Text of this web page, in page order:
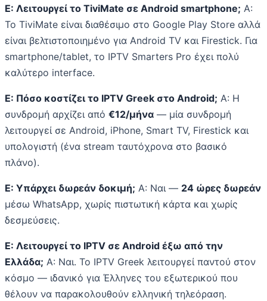
Ε: Λειτουργεί το TiviMate σε Android smartphone; Α:
Το TiviMate είναι διαθέσιμο στο Google Play Store αλλά
είναι βελτιστοποιημένο για Android TV και Firestick. Για
smartphone/tablet, το IPTV Smarters Pro έχει πολύ
καλύτερο interface.
Ε: Πόσο κοστίζει το IPTV Greek στο Android; Α: Η
συνδρομή αρχίζει από €12/μήνα — μία συνδρομή
λειτουργεί σε Android, iPhone, Smart TV, Firestick και
υπολογιστή (ένα stream ταυτόχρονα στο βασικό
πλάνο).
Ε: Υπάρχει δωρεάν δοκιμή; Α: Ναι — 24 ώρες δωρεάν
μέσω WhatsApp, χωρίς πιστωτική κάρτα και χωρίς
δεσμεύσεις.
Ε: Λειτουργεί το IPTV σε Android έξω από την
Ελλάδα; Α: Ναι. Το IPTV Greek λειτουργεί παντού στον
κόσμο — ιδανικό για Έλληνες του εξωτερικού που
θέλουν να παρακολουθούν ελληνική τηλεόραση.